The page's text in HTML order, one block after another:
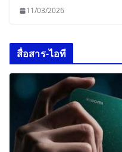
11/03/2026
สื่อสาร-ไอที